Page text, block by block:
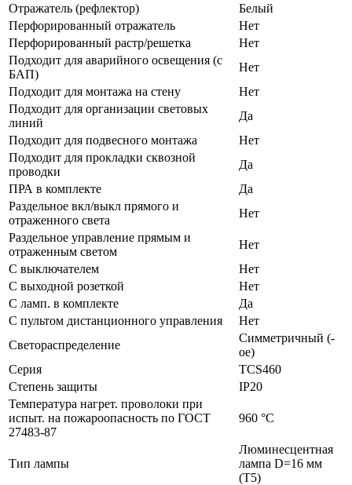
Отражатель (рефлектор)
Белый
Перфорированный отражатель
Нет
Перфорированный растр/решетка
Нет
Подходит для аварийного освещения (с
БАП)
Нет
Подходит для монтажа на стену
Нет
Подходит для организации световых
линий
Да
Подходит для подвесного монтажа
Нет
Подходит для прокладки сквозной
проводки
Да
ПРА в комплекте
Да
Раздельное вкл/выкл прямого и
отраженного света
Нет
Раздельное управление прямым и
отраженным светом
Нет
С выключателем
Нет
С выходной розеткой
Нет
С ламп. в комплекте
Да
С пультом дистанционного управления
Нет
Светораспределение
Симметричный (-
ое)
Серия
TCS460
Степень защиты
IP20
Температура нагрет. проволоки при
испыт. на пожароопасность по ГОСТ
27483-87
960 °C
Тип лампы
Люминесцентная
лампа D=16 мм
(T5)